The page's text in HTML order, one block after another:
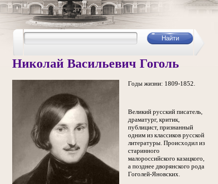
Николай Васильевич Гоголь
Годы жизни: 1809-1852.
Великий русский писатель,
драматург, критик,
публицист, признанный
одним из классиков русской
литературы. Происходил из
старинного
малороссийского казацкого,
а позднее дворянского рода
Гоголей-Яновских.